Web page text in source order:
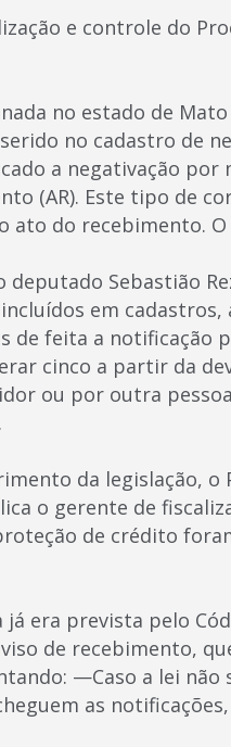
e controle do
no estado de
no cadastro de
a negativação
(AR). Este tipo de
ato do recebimento.
Sebastião
em
de feita a notificação
cinco a partir da
ou por outra
da legislação,
o gerente de
de crédito
era prevista pelo
de recebimento,
—Caso a lei
as